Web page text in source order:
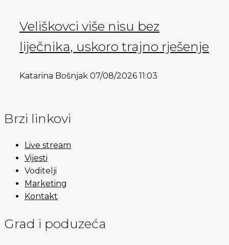
Veliškovci više nisu bez
liječnika, uskoro trajno rješenje
Katarina Bošnjak 07/08/2026 11:03
Brzi linkovi
Live stream
Vijesti
Voditelji
Marketing
Kontakt
Grad i poduzeća